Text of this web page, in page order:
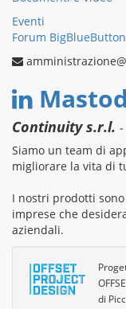
Eventi
Forum BigBlueButton
Continuity s.r.l. -
Siamo un team di
migliorare la vita di
I nostri prodotti
imprese che
aziendali.
di